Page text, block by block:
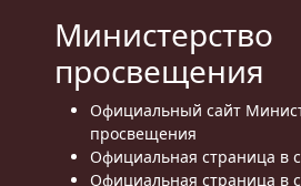
Министерство
просвещения
Официальный сайт
просвещения
Официальная страница в
Официальная страница в